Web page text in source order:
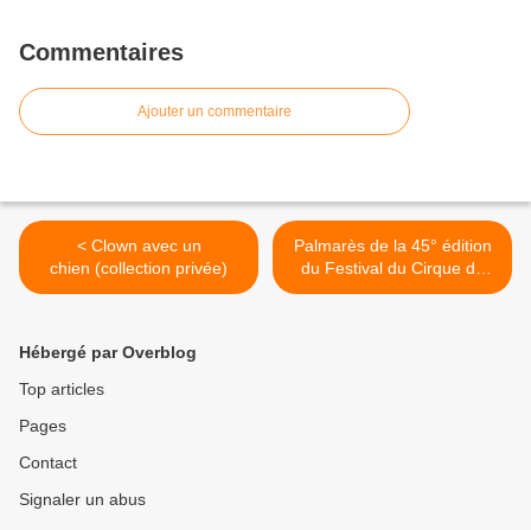
Commentaires
Ajouter un commentaire
< Clown avec un
chien (collection privée)
Palmarès de la 45° édition
du Festival du Cirque de
Demain >
Hébergé par Overblog
Top articles
Pages
Contact
Signaler un abus